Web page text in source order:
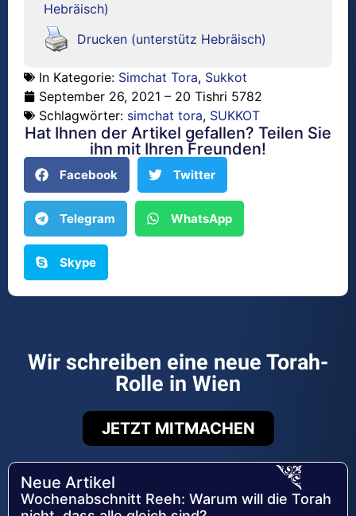
Hebräisch)
Drucken (unterstütz Hebräisch)
In Kategorie: Simchat Tora, Sukkot
September 26, 2021 – 20 Tishri 5782
Schlagwörter: simchat tora, SUKKOT
Hat Ihnen der Artikel gefallen? Teilen Sie
ihn mit Ihren Freunden!
Facebook Twitter
Telegram WhatsApp
Skype
Wir schreiben eine neue Torah-
Rolle in Wien
JETZT MITMACHEN
Neue Artikel
Wochenabschnitt Reeh: Warum will die Torah